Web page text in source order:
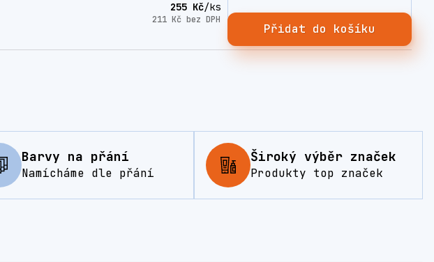
255 Kč/ks
211 Kč bez DPH
Přidat do košíku
Barvy na přání
Namícháme dle přání
Široký výběr značek
Produkty top značek